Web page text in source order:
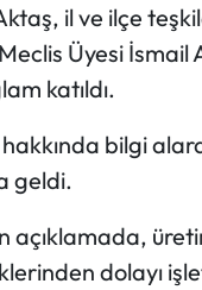
il ve ilçe
Üyesi İsmail
katıldı.
bilgi
geldi.
açıklamada,
dolayı